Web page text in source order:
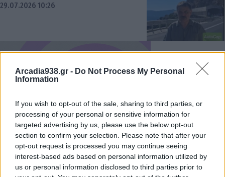
Arcadia938.gr - Do Not Process My Personal
Information
If you wish to opt-out of the sale, sharing to third parties, or
processing of your personal or sensitive information for
targeted advertising by us, please use the below opt-out
section to confirm your selection. Please note that after your
opt-out request is processed you may continue seeing
interest-based ads based on personal information utilized by
us or personal information disclosed to third parties prior to
29.07.2026 10:26
Τατούλης: Αυξήσεις Μητσοτάκη